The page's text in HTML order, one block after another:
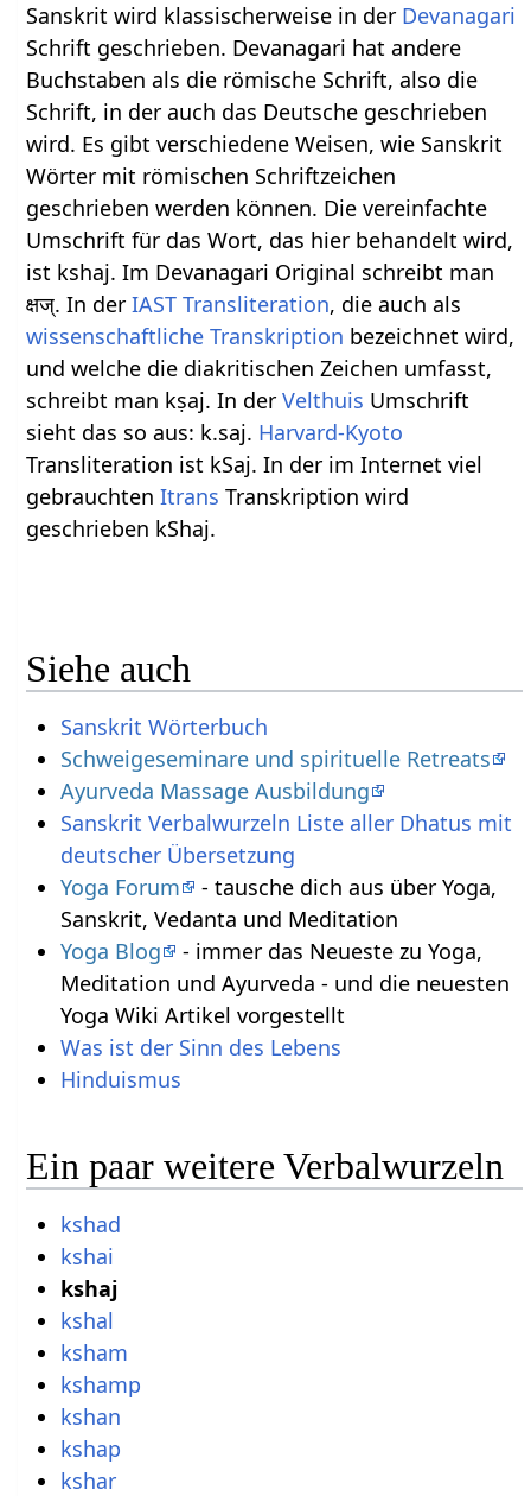
Sanskrit wird klassischerweise in der Devanagari
Schrift geschrieben. Devanagari hat andere
Buchstaben als die römische Schrift, also die
Schrift, in der auch das Deutsche geschrieben
wird. Es gibt verschiedene Weisen, wie Sanskrit
Wörter mit römischen Schriftzeichen
geschrieben werden können. Die vereinfachte
Umschrift für das Wort, das hier behandelt wird,
ist kshaj. Im Devanagari Original schreibt man
क्षज्. In derIAST Transliteration, die auch als
wissenschaftliche Transkription bezeichnet wird,
und welche die diakritischen Zeichen umfasst,
schreibt man kṣaj. In derVelthuis Umschrift
sieht das so aus: k.saj. Harvard-Kyoto
Transliteration ist kSaj. In der im Internet viel
gebrauchtenItrans Transkription wird
geschrieben kShaj.
Siehe auch
Sanskrit Wörterbuch
Schweigeseminare und spirituelle Retreats
Ayurveda Massage Ausbildung
Sanskrit Verbalwurzeln Liste aller Dhatus mit
deutscher Übersetzung
Yoga Forum
- tausche dich aus über Yoga,
Sanskrit, Vedanta und Meditation
Yoga Blog
- immer das Neueste zu Yoga,
Meditation und Ayurveda - und die neuesten
Yoga Wiki Artikel vorgestellt
Was ist der Sinn des Lebens
Hinduismus
Ein paar weitere Verbalwurzeln
kshad
kshai
kshaj
kshal
ksham
kshamp
kshan
kshap
kshar